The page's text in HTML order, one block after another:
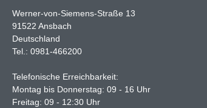
Werner-von-Siemens-Straße 13
91522 Ansbach
Deutschland
Tel.: 0981-466200
Telefonische Erreichbarkeit:
Montag bis Donnerstag: 09 - 16 Uhr
Freitag: 09 - 12:30 Uhr